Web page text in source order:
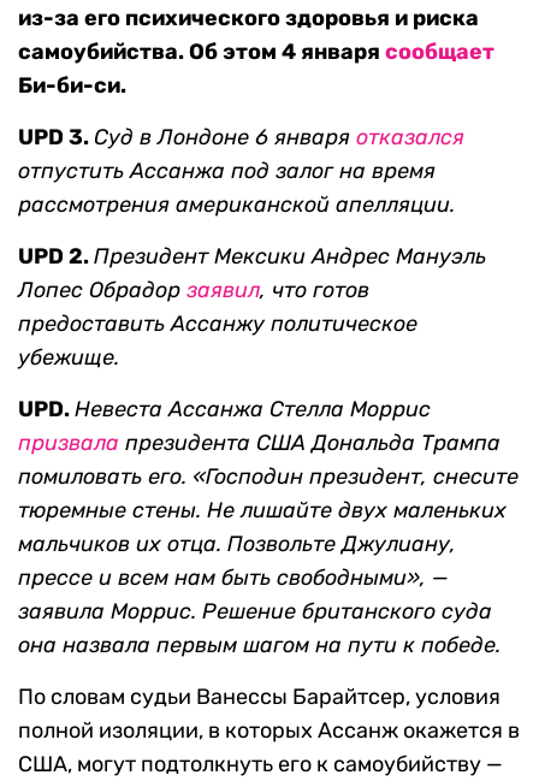
из-за его психического здоровья и риска
самоубийства. Об этом 4 января сообщает
Би-би-си.
UPD 3.Суд в Лондоне 6 января отказался
отпустить Ассанжа под залог на время
рассмотрения американской апелляции.
UPD 2.Президент МексикиАндрес Мануэль
Лопес Обрадор заявил, что готов
предоставить Ассанжу политическое
убежище.
UPD.Невеста Ассанжа Стелла Моррис
призвала президента США Дональда Трампа
помиловать его. «Господин президент, снесите
тюремные стены. Не лишайте двух маленьких
мальчиков их отца. Позвольте Джулиану,
прессе и всем нам быть свободными», —
заявила Моррис. Решение британского суда
она назвала первым шагом на пути к победе.
По словам судьи Ванессы Барайтсер, условия
полной изоляции, в которых Ассанж окажется в
США, могут подтолкнуть его к самоубийству —